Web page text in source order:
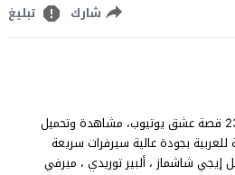
شارك تبليغ
مسلسل وفا سلطان الحلقة 23 قصة عشق يوتيوب، مشاهدة وتحميل
الحلقة 23 مترجمة للعربية بجودة عالية سيرفرات سريعة
إيجي شاشماز ، ألبير توريدي ، ميرفي